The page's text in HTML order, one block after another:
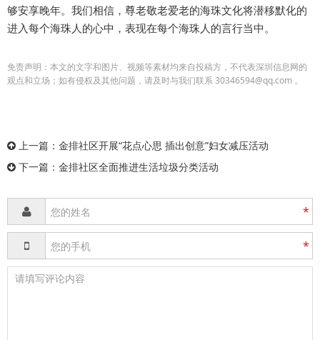
够安享晚年。我们相信，尊老敬老爱老的海珠文化将潜移默化的
进入每个海珠人的心中，表现在每个海珠人的言行当中。
免责声明：本文的文字和图片、视频等素材均来自投稿方，不代表深圳信息网的
观点和立场；如有侵权及其他问题，请及时与我们联系 30346594@qq.com 。
上一篇： 金排社区开展“花点心思 插出创意”妇女减压活动
下一篇： 金排社区全面推进生活垃圾分类活动
*
*